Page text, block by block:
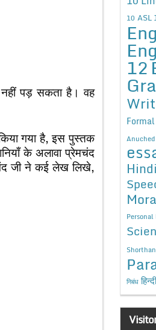
पड़ सकता है। वह
गया है, इस पुस्तक
के अलावा प्रेमचंद
जी ने कई लेख लिखे,
10 ASL
12
Anuched
निबंध